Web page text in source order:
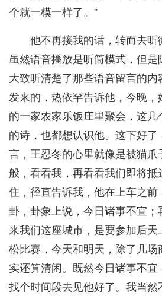
个就一模一样了。”
他不再接我的话，转而去听
虽然语音播放是听筒模式，但
大致听清楚了那些语音留言的内
发来的，热依罕告诉他，今晚，
的一家农家乐饭庄里聚会，这几
的诗，也都想认识他。这下好了
言，王忍冬的心里就像是被猫爪
般，看看我，再看看我们即将抵
住，径直告诉我，他在上车之前
卦，卦象上说，今日诸事不宜；
来我们这座城市，是要参加后天
松比赛，今天和明天，除了几
实还算清闲。既然今日诸事不
找个时间段去见他好了。我当然